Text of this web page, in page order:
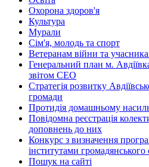
Охорона здоров'я
Культура
Мурали
Сім'я, молодь та спорт
Ветеранам війни та
Генеральний план м.
звітом СЕО
Стратегія розвитку
громади
Протидія домашньому
Повідомна реєстрація
доповнень до них
Конкурс з визначення
інститутами громадянського
Пошук на сайті